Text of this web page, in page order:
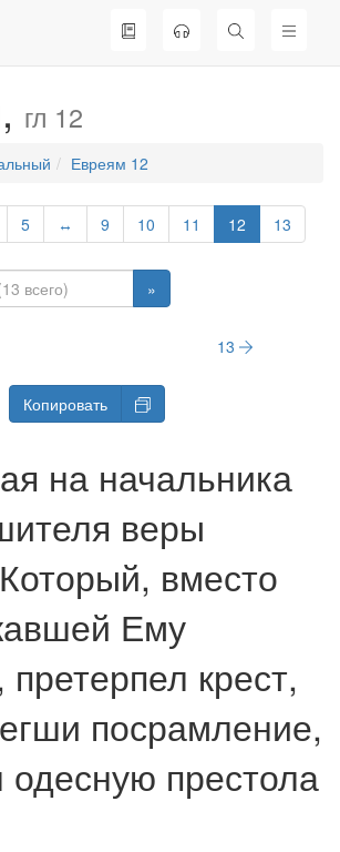
гл 12
Евреям 12
5 ↔ 9 10 11 12 13
»
13
Копировать
на начальника
веры
вместо
Ему
претерпел крест,
посрамление,
одесную престола